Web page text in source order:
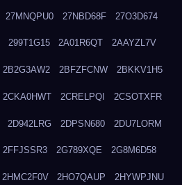
27MNQPU0 27NBD68F 27O3D674
299T1G15 2A01R6QT 2AAYZL7V
2B2G3AW2 2BFZFCNW 2BKKV1H5
2CKA0HWT 2CRELPQI 2CSOTXFR
2D942LRG 2DPSN680 2DU7LORM
2FFJSSR3 2G789XQE 2G8M6D58
2HMC2F0V 2HO7QAUP 2HYWPJNU